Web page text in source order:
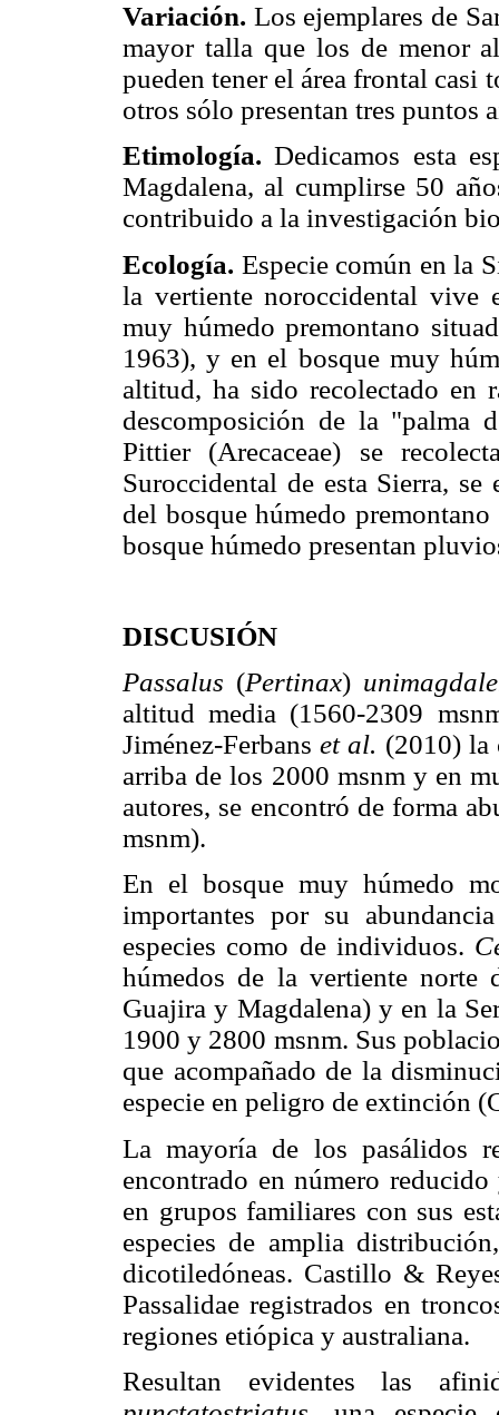
Variación. Los ejemplares de
mayor talla que los de menor
pueden tener el área frontal casi
otros sólo presentan tres puntos
Etimología. Dedicamos esta
Magdalena, al cumplirse 50
contribuido a la investigación
Ecología. Especie común en la
la vertiente noroccidental vive
muy húmedo premontano
1963), y en el bosque muy
altitud, ha sido recolectado en
descomposición de la "palma
Pittier (Arecaceae) se
Suroccidental de esta Sierra,
del bosque húmedo
bosque húmedo presentan
DISCUSIÓN
Passalus (Pertinax)
altitud media (1560-2309
Jiménez-Ferbanset al. (2010) la
arriba de los 2000 msnm y en
autores, se encontró de forma
msnm).
En el bosque muy húmedo
importantes por su
especies como de individuos.
húmedos de la vertiente norte
Guajira y Magdalena) y en la
1900 y 2800 msnm. Sus
que acompañado de la
especie en peligro de extinción
La mayoría de los pasálidos
encontrado en número
en grupos familiares con sus
especies de amplia
dicotiledóneas. Castillo &
Passalidae registrados en
regiones etiópica y australiana.
Resultan evidentes las